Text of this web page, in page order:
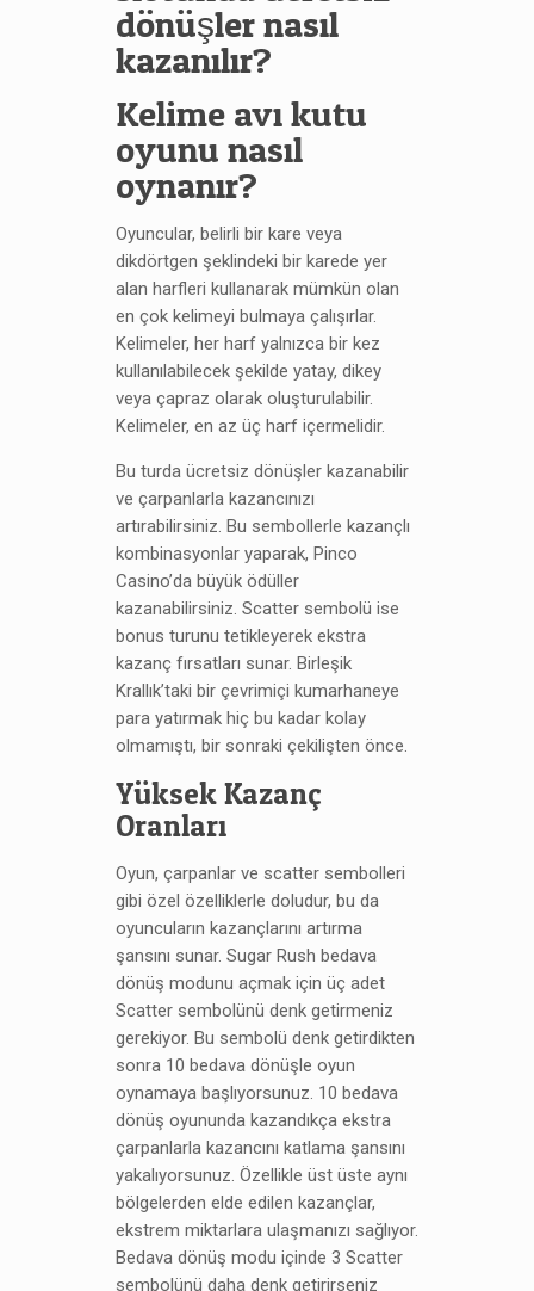
dönüşler nasıl
kazanılır?
Kelime avı kutu
oyunu nasıl
oynanır?
Oyuncular, belirli bir kare veya
dikdörtgen şeklindeki bir karede yer
alan harfleri kullanarak mümkün olan
en çok kelimeyi bulmaya çalışırlar.
Kelimeler, her harf yalnızca bir kez
kullanılabilecek şekilde yatay, dikey
veya çapraz olarak oluşturulabilir.
Kelimeler, en az üç harf içermelidir.
Bu turda ücretsiz dönüşler kazanabilir
ve çarpanlarla kazancınızı
artırabilirsiniz. Bu sembollerle kazançlı
kombinasyonlar yaparak, Pinco
Casino’da büyük ödüller
kazanabilirsiniz. Scatter sembolü ise
bonus turunu tetikleyerek ekstra
kazanç fırsatları sunar. Birleşik
Krallık’taki bir çevrimiçi kumarhaneye
para yatırmak hiç bu kadar kolay
olmamıştı, bir sonraki çekilişten önce.
Yüksek Kazanç
Oranları
Oyun, çarpanlar ve scatter sembolleri
gibi özel özelliklerle doludur, bu da
oyuncuların kazançlarını artırma
şansını sunar. Sugar Rush bedava
dönüş modunu açmak için üç adet
Scatter sembolünü denk getirmeniz
gerekiyor. Bu sembolü denk getirdikten
sonra 10 bedava dönüşle oyun
oynamaya başlıyorsunuz. 10 bedava
dönüş oyununda kazandıkça ekstra
çarpanlarla kazancını katlama şansını
yakalıyorsunuz. Özellikle üst üste aynı
bölgelerden elde edilen kazançlar,
ekstrem miktarlara ulaşmanızı sağlıyor.
Bedava dönüş modu içinde 3 Scatter
sembolünü daha denk getirirseniz